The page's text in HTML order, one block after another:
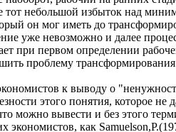
тот небольшой избыток над
он мог иметь до
уже невозможно и далее
при первом определении
проблему
к выводу о
этого понятия, которое не
можно вывести и без этого
экономистов, как